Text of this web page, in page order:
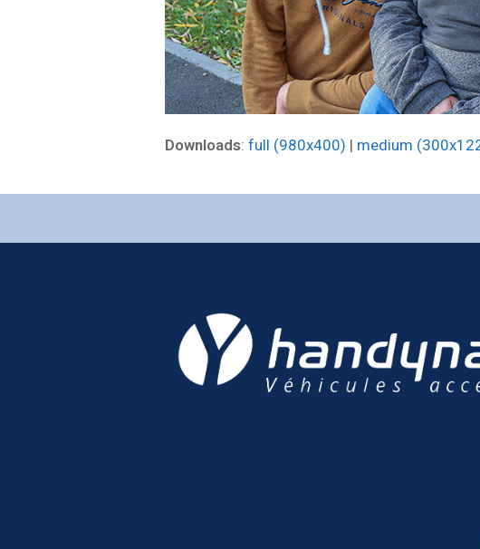
Downloads: full (980x400) | medium